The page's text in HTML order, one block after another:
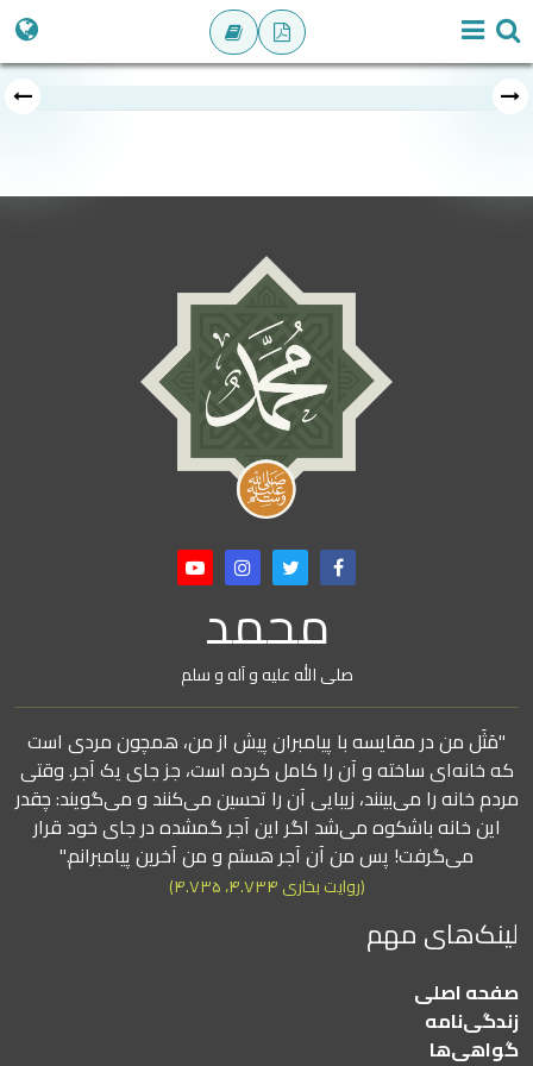
محمد
صلی الله علیه و آله و سلم
"مَثَل من در مقایسه با پیامبران پیش از من، همچون مردی است
که خانه‌ای ساخته و آن را کامل کرده است، جز جای یک آجر. وقتی
مردم خانه را می‌بینند، زیبایی آن را تحسین می‌کنند و می‌گویند: چقدر
این خانه باشکوه می‌شد اگر این آجر گمشده در جای خود قرار
می‌گرفت! پس من آن آجر هستم و من آخرین پیامبرانم."
(روایت بخاری ۴.۷۳۴، ۴.۷۳۵)
لینک‌های مهم
صفحه اصلی
زندگی‌نامه
گواهی‌ها